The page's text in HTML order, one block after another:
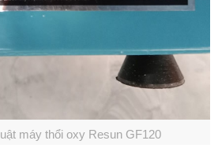
máy thổi oxy Resun GF120